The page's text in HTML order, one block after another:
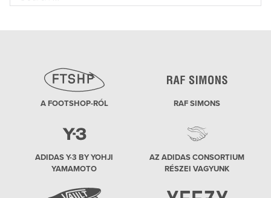
for:
A FOOTSHOP-RÓL RAF SIMONS
ADIDAS Y-3 BY YOHJI
YAMAMOTO
AZ ADIDAS CONSORTIUM
RÉSZEI VAGYUNK